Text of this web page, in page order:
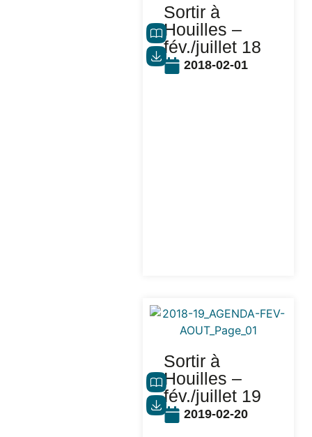
2018-02-01
Sortir à
Houilles –
fév./juillet 18
2019-02-20
Sortir à
Houilles –
fév./juillet 19